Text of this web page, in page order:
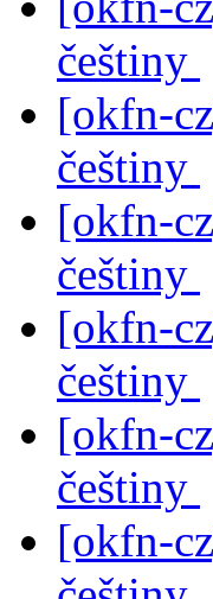
češtiny
[okfn-
češtiny
[okfn-
češtiny
[okfn-
češtiny
[okfn-
češtiny
[okfn-